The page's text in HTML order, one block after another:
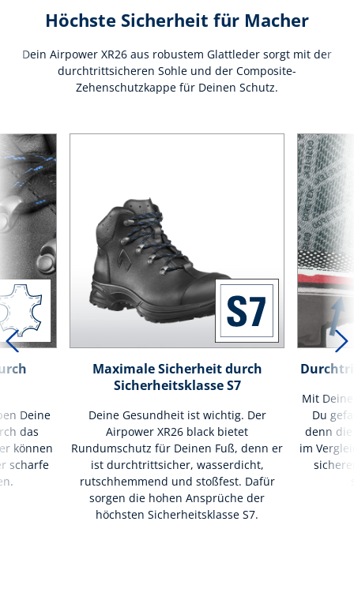
Höchste Sicherheit für Macher
Dein Airpower XR26 aus robustem Glattleder sorgt mit der
durchtrittsicheren Sohle und der Composite-
Zehenschutzkappe für Deinen Schutz.
Deine
das
können
scharfe
Maximale Sicherheit durch
Sicherheitsklasse S7
Deine Gesundheit ist wichtig. Der
Airpower XR26 black bietet
Rundumschutz für Deinen Fuß, denn er
ist durchtrittsicher, wasserdicht,
rutschhemmend und stoßfest. Dafür
sorgen die hohen Ansprüche der
höchsten Sicherheitsklasse S7.
Mit
Du
denn
im